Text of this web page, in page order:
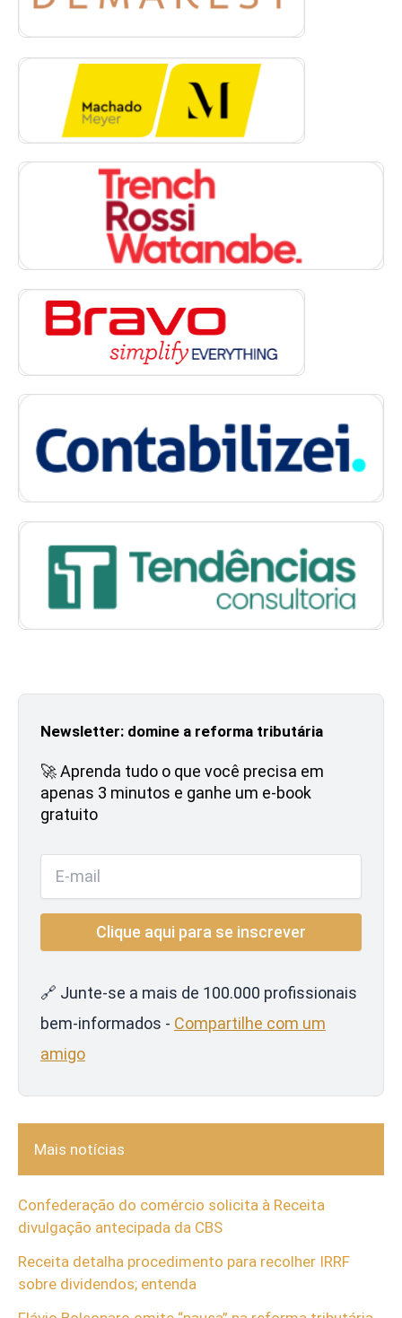
Newsletter: domine a reforma tributária
🚀 Aprenda tudo o que você precisa em
apenas 3 minutos e ganhe um e-book
gratuito
🔗 Junte-se a mais de 100.000 profissionais
bem-informados - Compartilhe com um
amigo
Mais notícias
Confederação do comércio solicita à Receita
divulgação antecipada da CBS
Receita detalha procedimento para recolher IRRF
sobre dividendos; entenda